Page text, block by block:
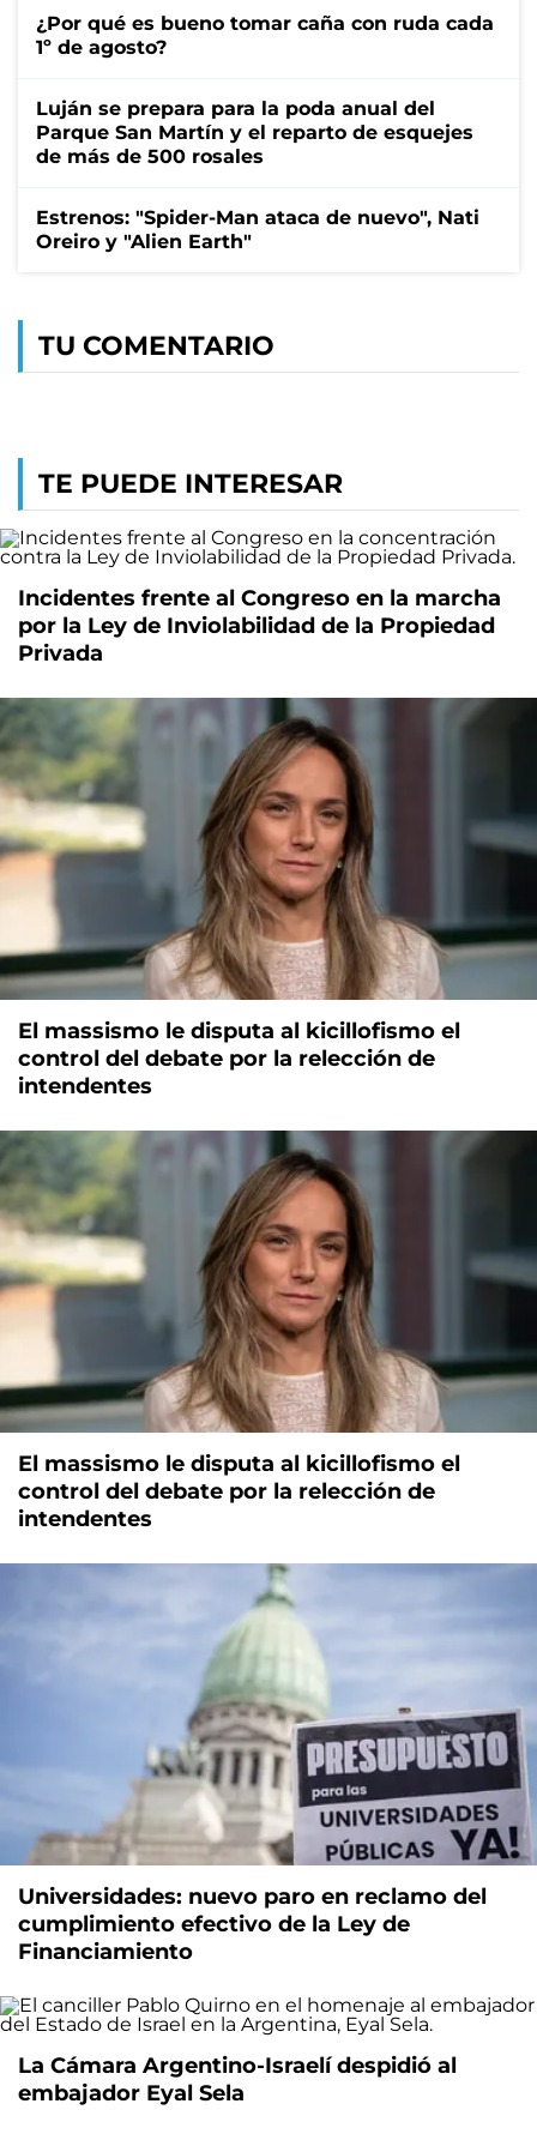
¿Por qué es bueno tomar caña con ruda cada
1º de agosto?
Luján se prepara para la poda anual del
Parque San Martín y el reparto de esquejes
de más de 500 rosales
Estrenos: "Spider-Man ataca de nuevo", Nati
Oreiro y "Alien Earth"
TU COMENTARIO
TE PUEDE INTERESAR
Incidentes frente al Congreso en la marcha
por la Ley de Inviolabilidad de la Propiedad
Privada
El massismo le disputa al kicillofismo el
control del debate por la relección de
intendentes
El massismo le disputa al kicillofismo el
control del debate por la relección de
intendentes
Universidades: nuevo paro en reclamo del
cumplimiento efectivo de la Ley de
Financiamiento
La Cámara Argentino-Israelí despidió al
embajador Eyal Sela